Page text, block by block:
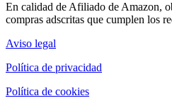
En calidad de Afiliado de Amazon,
compras adscritas que cumplen los
Aviso legal
Política de privacidad
Política de cookies